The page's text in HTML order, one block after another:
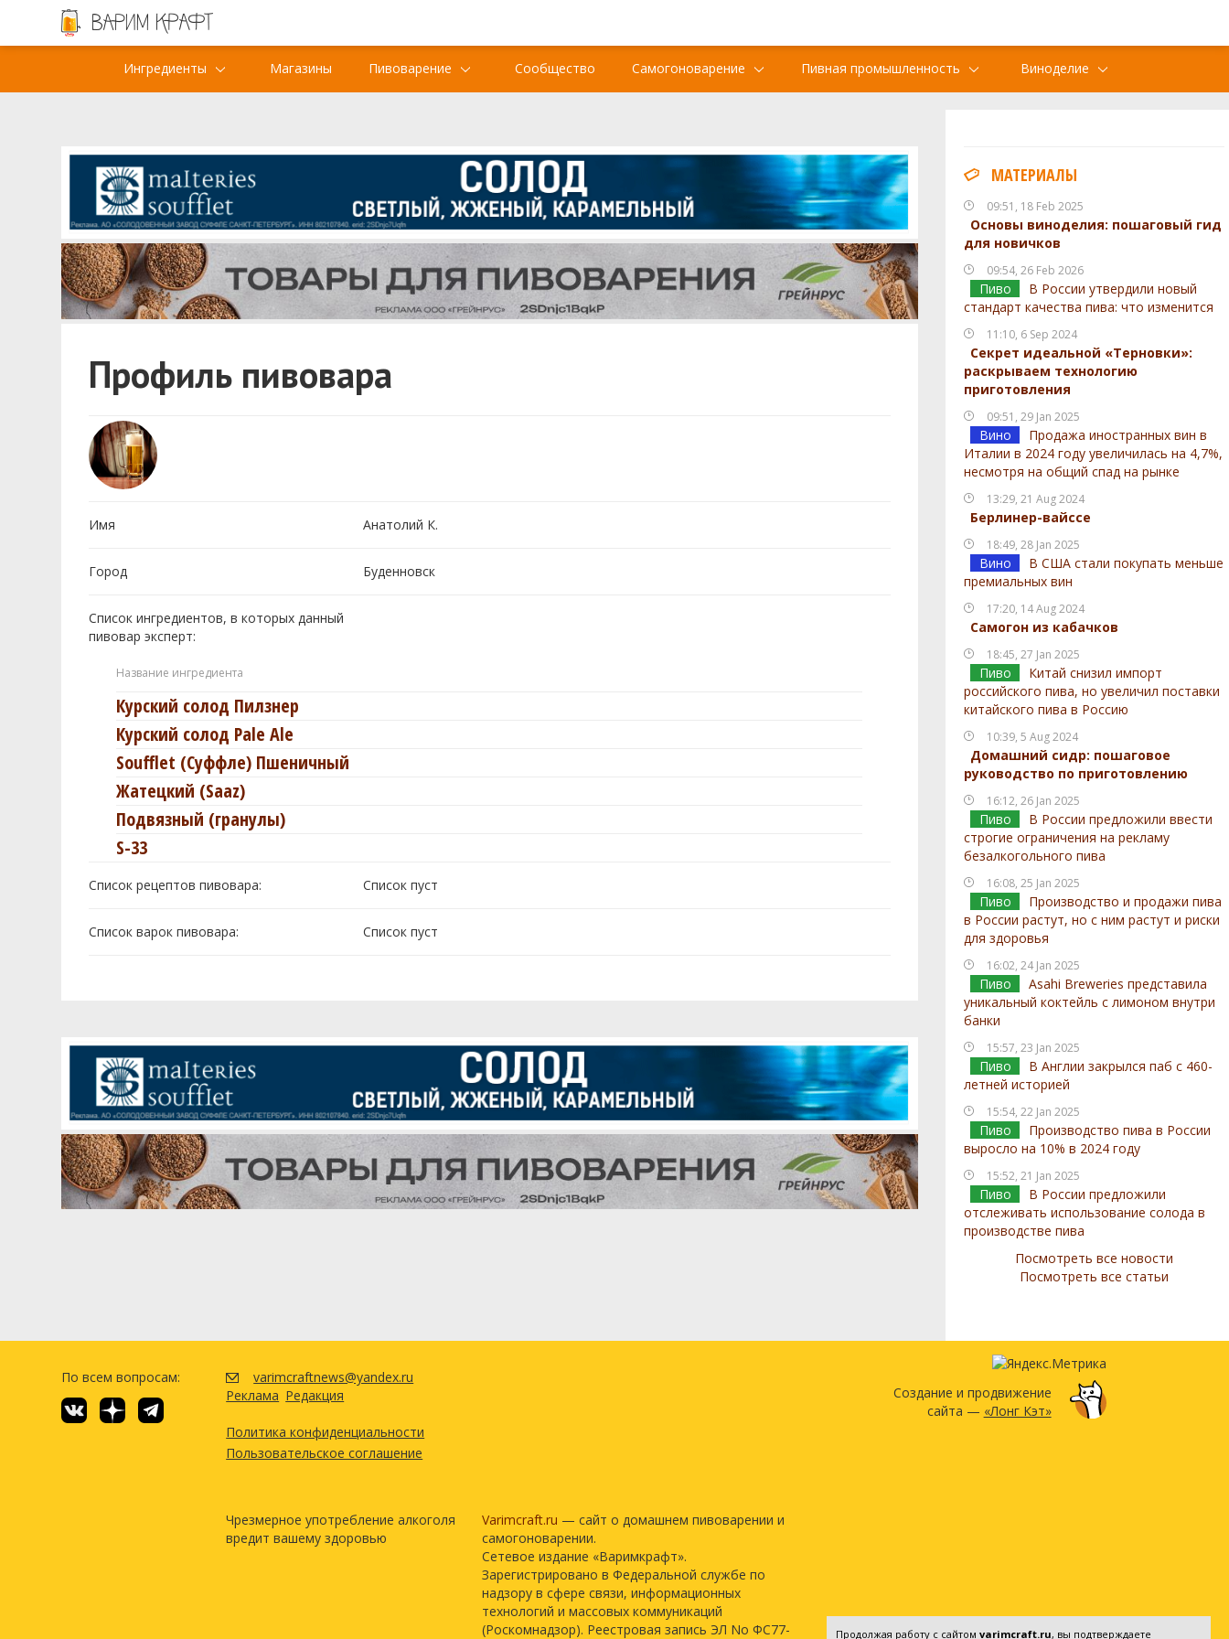
Ингредиенты Магазины Пивоварение Сообщество Самогоноварение Пивная промышленность Виноделие
МАТЕРИАЛЫ
09:51, 18 Feb 2025
Основы виноделия: пошаговый гид
для новичков
09:54, 26 Feb 2026
Пиво
В России утвердили новый
стандарт качества пива: что изменится
11:10, 6 Sep 2024
Секрет идеальной «Терновки»:
раскрываем технологию
приготовления
09:51, 29 Jan 2025
Вино
Продажа иностранных вин в
Италии в 2024 году увеличилась на 4,7%,
несмотря на общий спад на рынке
13:29, 21 Aug 2024
Берлинер-вайссе
18:49, 28 Jan 2025
Вино
В США стали покупать меньше
премиальных вин
17:20, 14 Aug 2024
Самогон из кабачков
18:45, 27 Jan 2025
Пиво
Китай снизил импорт
российского пива, но увеличил поставки
китайского пива в Россию
10:39, 5 Aug 2024
Домашний сидр: пошаговое
руководство по приготовлению
16:12, 26 Jan 2025
Пиво
В России предложили ввести
строгие ограничения на рекламу
безалкогольного пива
16:08, 25 Jan 2025
Пиво
Производство и продажи пива
в России растут, но с ним растут и риски
для здоровья
16:02, 24 Jan 2025
Пиво
Asahi Breweries представила
уникальный коктейль с лимоном внутри
банки
15:57, 23 Jan 2025
Пиво
В Англии закрылся паб с 460-
летней историей
15:54, 22 Jan 2025
Пиво
Производство пива в России
выросло на 10% в 2024 году
15:52, 21 Jan 2025
Пиво
В России предложили
отслеживать использование солода в
производстве пива
Посмотреть все новости
Посмотреть все статьи
Профиль пивовара
Имя Анатолий К.
Город Буденновск
Список ингредиентов, в которых данный
пивовар эксперт:
Название ингредиента
Курский солод Пилзнер
Курский солод Pale Ale
Soufflet (Суффле) Пшеничный
Жатецкий (Saaz)
Подвязный (гранулы)
S-33
Список рецептов пивовара: Cписок пуст
Список варок пивовара: Cписок пуст
По всем вопросам:
varimcraftnews@yandex.ru
Реклама Редакция
Политика конфиденциальности
Пользовательское соглашение
Чрезмерное употребление алкоголя
вредит вашему здоровью
Varimcraft.ru — сайт о домашнем пивоварении и
самогоноварении.
Сетевое издание «Варимкрафт».
Зарегистрировано в Федеральной службе по
надзору в сфере связи, информационных
технологий и массовых коммуникаций
(Роскомнадзор). Реестровая запись ЭЛ No ФС77-
Создание и продвижение
сайта — «Лонг Кэт»
Продолжая работу с сайтом varimcraft.ru, вы подтверждаете